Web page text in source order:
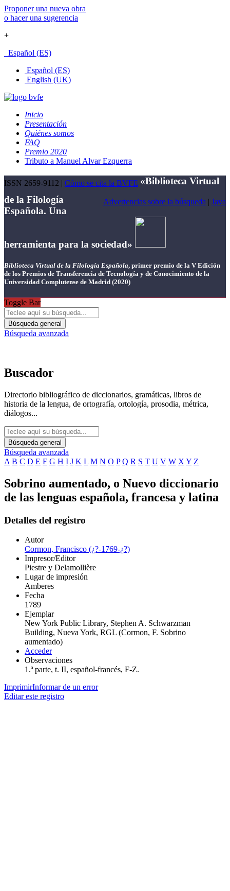
Proponer una nueva obra
o hacer una sugerencia
+
Español (ES)
Español (ES)
English (UK)
Inicio
Presentación
Quiénes somos
FAQ
Premio 2020
Tributo a Manuel Alvar Ezquerra
ISSN 2659-9112 | Cómo se cita la BVFE
Advertencias sobre la búsqueda | Java
«Biblioteca Virtual
de la Filología
Española. Una
herramienta para la sociedad»
Biblioteca Virtual de la Filología Española, primer premio de la V Edición
de los Premios de Transferencia de Tecnología y de Conocimiento de la
Universidad Complutense de Madrid (2020)
Toggle Bar
Búsqueda general
Búsqueda avanzada
Buscador
Directorio bibliográfico de diccionarios, gramáticas, libros de
historia de la lengua, de ortografía, ortología, prosodia, métrica,
diálogos...
Búsqueda general
Búsqueda avanzada
A B C D E F G H I J K L M N O P Q R S T U V W X Y Z
Sobrino aumentado, o Nuevo diccionario
de las lenguas española, francesa y latina
Detalles del registro
Autor
Cormon, Francisco (¿?-1769-¿?)
Impresor/Editor
Piestre y Delamollière
Lugar de impresión
Amberes
Fecha
1789
Ejemplar
New York Public Library, Stephen A. Schwarzman
Building, Nueva York, RGL (Cormon, F. Sobrino
aumentado)
Acceder
Observaciones
1.ª parte, t. II, español-francés, F-Z.
ImprimirInformar de un error
Editar este registro